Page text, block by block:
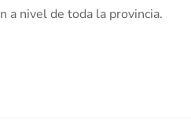
a nivel de toda la provincia.